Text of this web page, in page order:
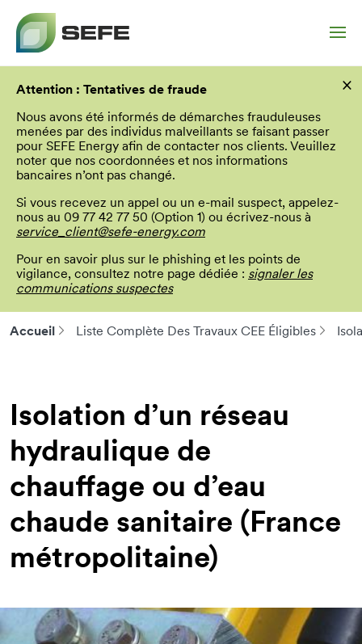
principal
Attention : Tentatives de fraude
Nous avons été informés de démarches frauduleuses
menées par des individus malveillants se faisant passer
pour SEFE Energy afin de contacter nos clients. Veuillez
noter que nos coordonnées et nos informations
bancaires n’ont pas changé.
Si vous recevez un appel ou un e-mail suspect, appelez-
nous au 09 77 42 77 50 (Option 1) ou écrivez-nous à
service_client@sefe-energy.com
Pour en savoir plus sur le phishing et les points de
vigilance, consultez notre page dédiée : signaler les
communications suspectes
×
Accueil Liste Complète Des Travaux CEE Éligibles
Isolation d’un réseau
hydraulique de
chauffage ou d’eau
chaude sanitaire (France
métropolitaine)